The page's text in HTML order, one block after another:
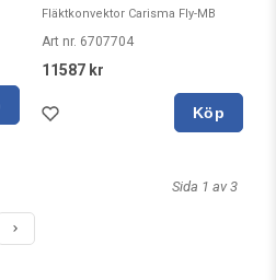
Fläktkonvektor Carisma Fly-MB
Art nr. 6707704
11587 kr
Köp
Sida 1 av 3